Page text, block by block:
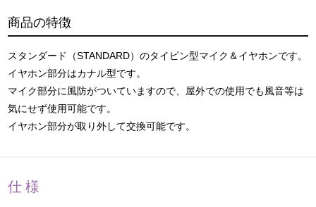
商品の特徴
スタンダード（STANDARD）のタイピン型マイク＆イヤホンです。
イヤホン部分はカナル型です。
マイク部分に風防がついていますので、屋外での使用でも風音等は
気にせず使用可能です。
イヤホン部分が取り外して交換可能です。
仕様